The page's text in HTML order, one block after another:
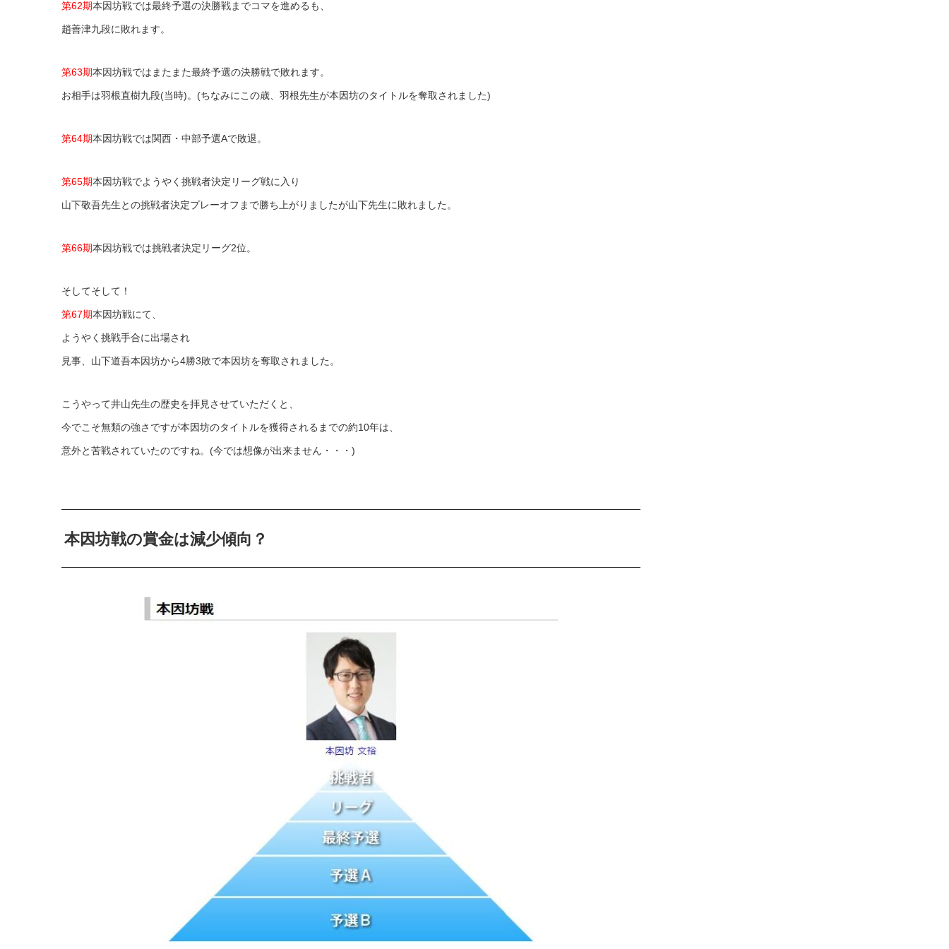
第62期本因坊戦では最終予選の決勝戦までコマを進めるも、
趙善津九段に敗れます。
第63期本因坊戦ではまたまた最終予選の決勝戦で敗れます。
お相手は羽根直樹九段(当時)。(ちなみにこの歳、羽根先生が本因坊のタイトルを奪取されました)
第64期本因坊戦では関西・中部予選Aで敗退。
第65期本因坊戦でようやく挑戦者決定リーグ戦に入り
山下敬吾先生との挑戦者決定プレーオフまで勝ち上がりましたが山下先生に敗れました。
第66期本因坊戦では挑戦者決定リーグ2位。
そしてそして！
第67期本因坊戦にて、
ようやく挑戦手合に出場され
見事、山下道吾本因坊から4勝3敗で本因坊を奪取されました。
こうやって井山先生の歴史を拝見させていただくと、
今でこそ無類の強さですが本因坊のタイトルを獲得されるまでの約10年は、
意外と苦戦されていたのですね。(今では想像が出来ません・・・)
本因坊戦の賞金は減少傾向？